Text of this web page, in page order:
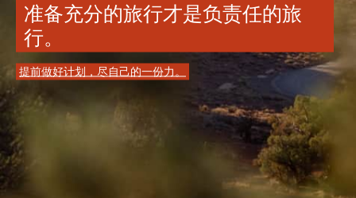
准备充分的旅行才是负责任的旅
行。
提前做好计划，尽自己的一份力。